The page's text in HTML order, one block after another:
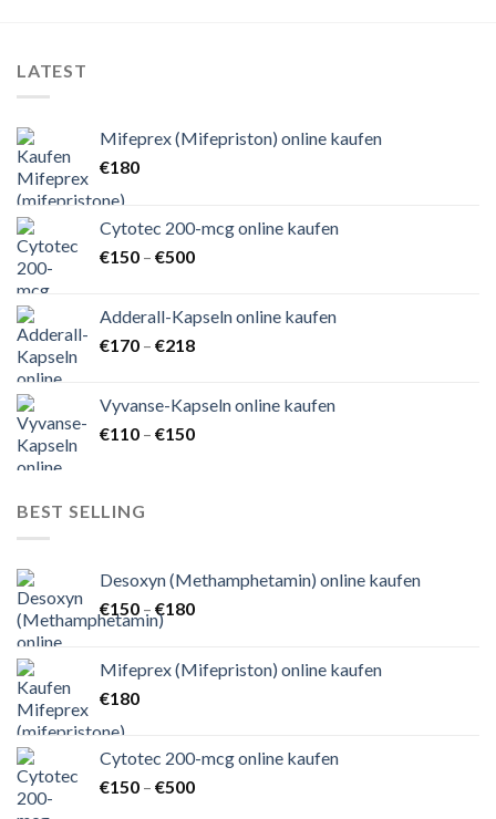
LATEST
Mifeprex (Mifepriston) online kaufen
€180
Cytotec 200-mcg online kaufen
€150 – €500Preisspanne:
€500
Adderall-Kapseln online kaufen
€170 – €218Preisspanne:
€218
Vyvanse-Kapseln online kaufen
€110 – €150Preisspanne:
BEST SELLING
Desoxyn (Methamphetamin) online kaufen
€150 – €180Preisspanne:
€180
Mifeprex (Mifepriston) online kaufen
€180
Cytotec 200-mcg online kaufen
€150 – €500Preisspanne: